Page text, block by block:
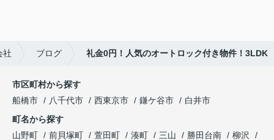
社 ブログ 礼金0円！人気のオートロック付き物件！3LDK
市区町村から探す
船橋市
八千代市 西東京市 鎌ケ谷市
白井市
町名から探す
山野町
前貝塚町 萱田町 湊町 三山 勝田台南
柳沢